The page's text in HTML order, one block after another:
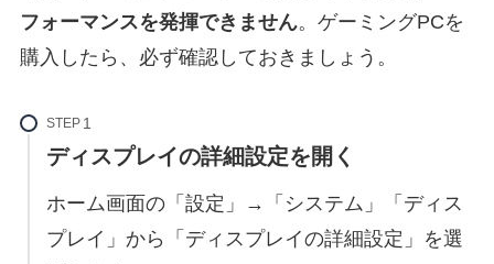
フォーマンスを発揮できません。ゲーミングPCを
購入したら、必ず確認しておきましょう。
STEP
ディスプレイの詳細設定を開く
ホーム画面の「設定」→「システム」「ディス
プレイ」から「ディスプレイの詳細設定」を選